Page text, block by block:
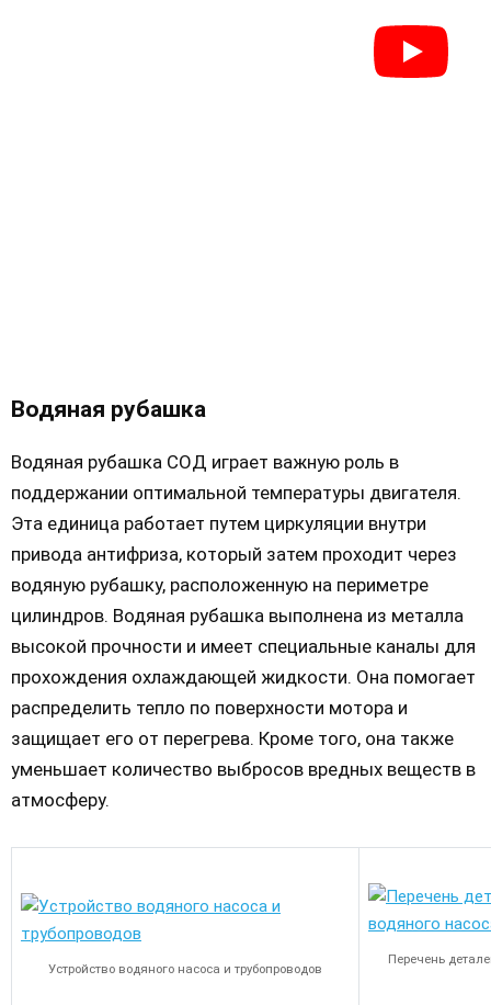
Водяная рубашка
Водяная рубашка СОД играет важную роль в
поддержании оптимальной температуры двигателя.
Эта единица работает путем циркуляции внутри
привода антифриза, который затем проходит через
водяную рубашку, расположенную на периметре
цилиндров. Водяная рубашка выполнена из металла
высокой прочности и имеет специальные каналы для
прохождения охлаждающей жидкости. Она помогает
распределить тепло по поверхности мотора и
защищает его от перегрева. Кроме того, она также
уменьшает количество выбросов вредных веществ в
атмосферу.
Устройство водяного насоса и трубопроводов
Перечень